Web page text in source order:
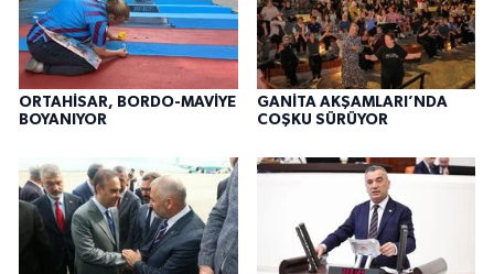
ORTAHİSAR, BORDO-MAVİYE
BOYANIYOR
GANİTA AKŞAMLARI’NDA
COŞKU SÜRÜYOR